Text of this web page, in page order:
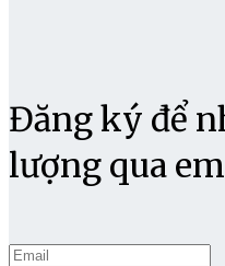
Đăng ký để
lượng qua